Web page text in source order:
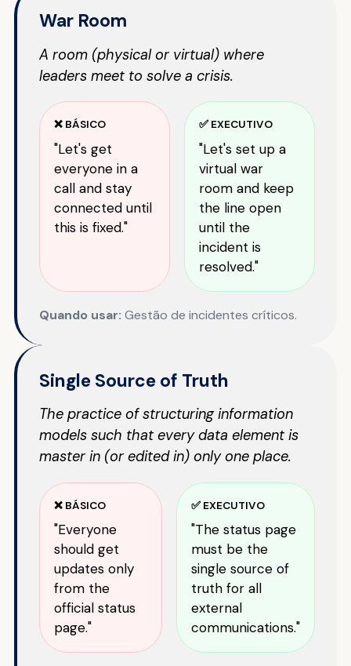
War Room
A room (physical or virtual) where
leaders meet to solve a crisis.
❌ BÁSICO
"Let's get
everyone in a
call and stay
connected until
this is fixed."
✅ EXECUTIVO
"Let's set up a
virtual war
room and keep
the line open
until the
incident is
resolved."
Quando usar: Gestão de incidentes críticos.
Single Source of Truth
The practice of structuring information
models such that every data element is
master in (or edited in) only one place.
❌ BÁSICO
"Everyone
should get
updates only
from the
official status
page."
✅ EXECUTIVO
"The status page
must be the
single source of
truth for all
external
communications."